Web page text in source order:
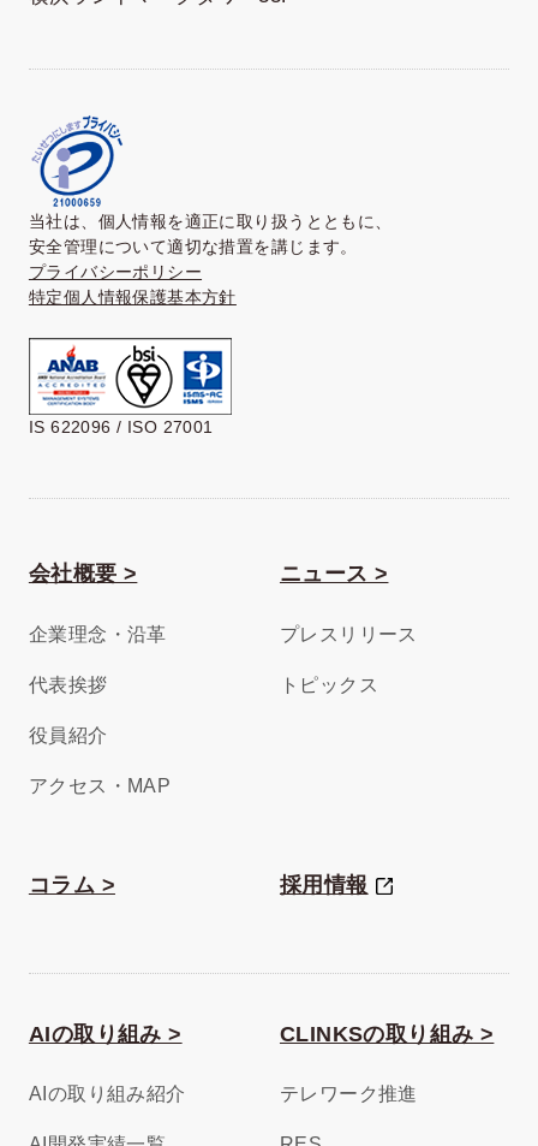
当社は、個人情報を適正に取り扱うとともに、
安全管理について適切な措置を講じます。
プライバシーポリシー
特定個人情報保護基本方針
IS 622096 / ISO 27001
会社概要 >
企業理念・沿革
代表挨拶
役員紹介
アクセス・MAP
ニュース >
プレスリリース
トピックス
コラム > 採用情報
AIの取り組み >
AIの取り組み紹介
CLINKSの取り組み >
テレワーク推進